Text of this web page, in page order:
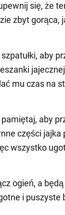
się, że
zbyt gorąca,
aby
mu czas na
aby
części jajka
wszystko
ogień, a
i puszyste